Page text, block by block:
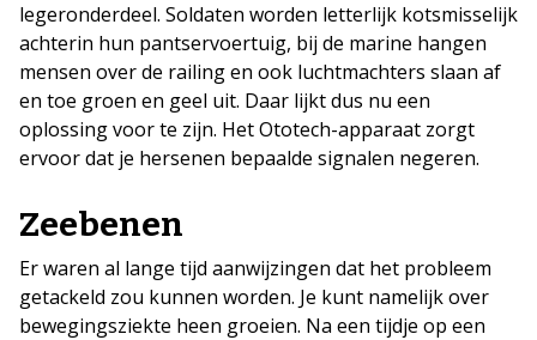
legeronderdeel. Soldaten worden letterlijk kotsmisselijk
achterin hun pantservoertuig, bij de marine hangen
mensen over de railing en ook luchtmachters slaan af
en toe groen en geel uit. Daar lijkt dus nu een
oplossing voor te zijn. Het Ototech-apparaat zorgt
ervoor dat je hersenen bepaalde signalen negeren.
Zeebenen
Er waren al lange tijd aanwijzingen dat het probleem
getackeld zou kunnen worden. Je kunt namelijk over
bewegingsziekte heen groeien. Na een tijdje op een